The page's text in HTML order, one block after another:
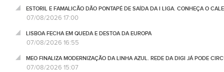
ESTORIL E FAMALICÃO DÃO PONTAPÉ DE SAÍDA DA I LIGA. CONHEÇA O
07/08/2026 17:00
LISBOA FECHA EM QUEDA E DESTOA DA EUROPA
07/08/2026 16:55
MEO FINALIZA MODERNIZAÇÃO DA LINHA AZUL. REDE DA DIGI JÁ PODE
07/08/2026 15:07